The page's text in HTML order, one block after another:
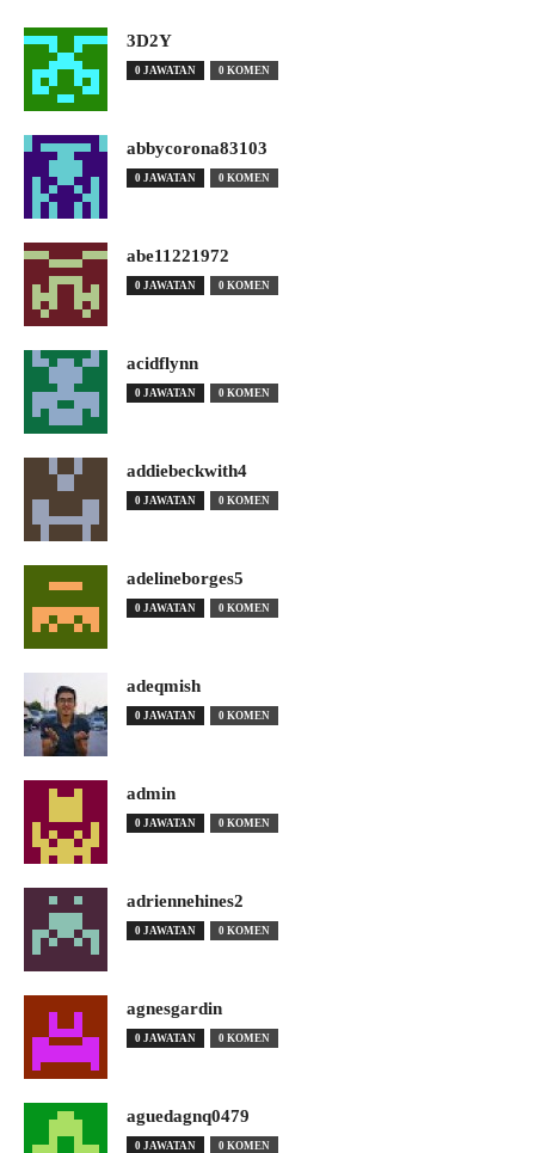
3D2Y
0 JAWATAN 0 KOMEN
abbycorona83103
0 JAWATAN 0 KOMEN
abe11221972
0 JAWATAN 0 KOMEN
acidflynn
0 JAWATAN 0 KOMEN
addiebeckwith4
0 JAWATAN 0 KOMEN
adelineborges5
0 JAWATAN 0 KOMEN
adeqmish
0 JAWATAN 0 KOMEN
admin
0 JAWATAN 0 KOMEN
adriennehines2
0 JAWATAN 0 KOMEN
agnesgardin
0 JAWATAN 0 KOMEN
aguedagnq0479
0 JAWATAN 0 KOMEN